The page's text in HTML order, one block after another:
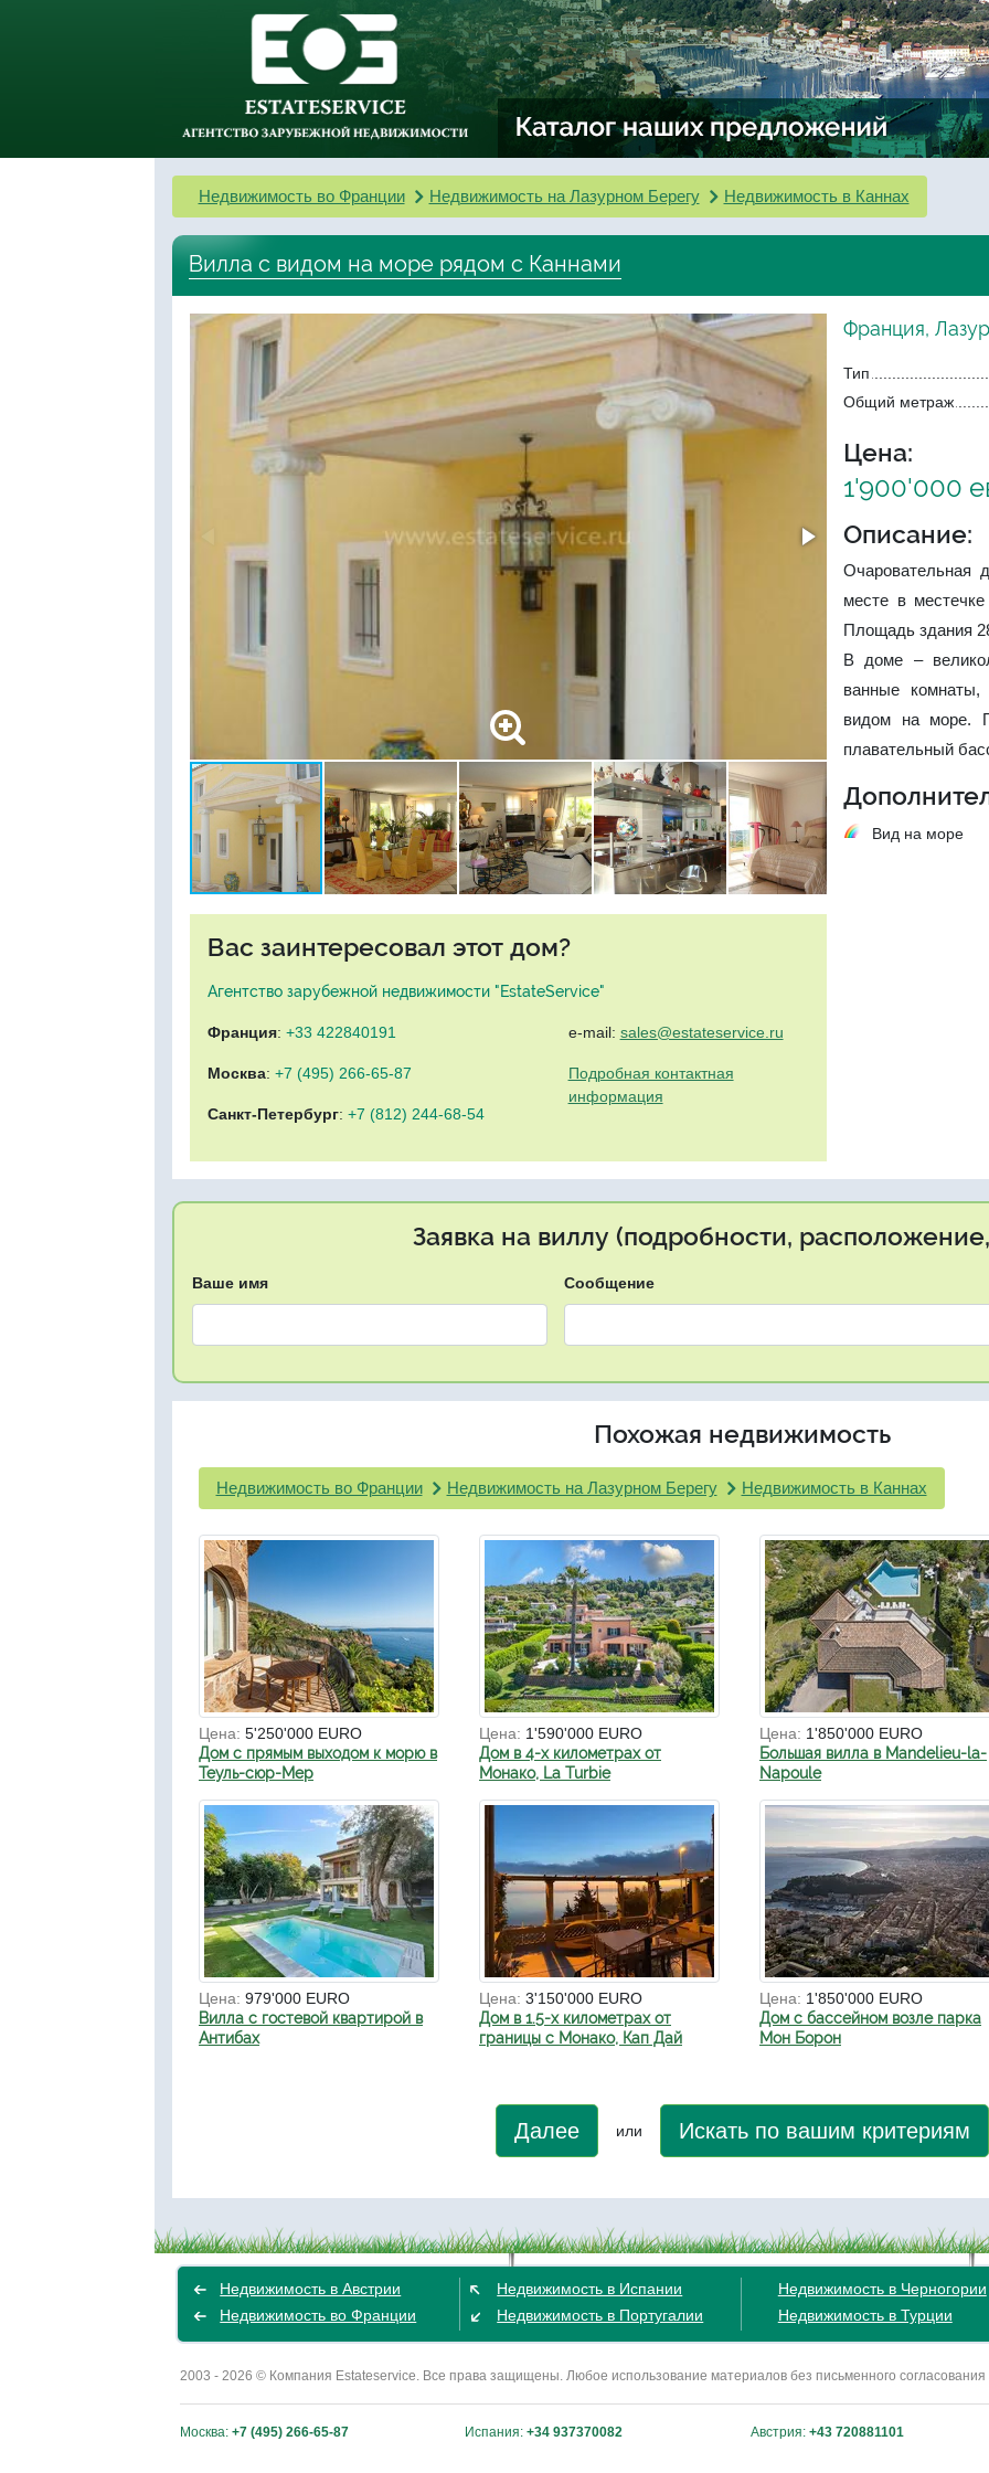
Недвижимость во Франции Недвижимость на Лазурном Берегу Недвижимость в Каннах
Вилла с видом на море рядом с Каннами
Вас заинтересовал этот дом?
Агентство зарубежной недвижимости "EstateService"
Франция: +33 422840191
Москва: +7 (495) 266-65-87
Санкт-Петербург: +7 (812) 244-68-54
e-mail: sales@estateservice.ru
Подробная контактная
информация
Франция,
Тип
Общий метраж
Цена:
1'900'000
Описание:
Очаровательная
месте в
Площадь здания
В доме –
ванные комнаты,
видом на море.
плавательный
Вид на море
Заявка на виллу (подробности,
Ваше имя Сообщение
Похожая недвижимость
Недвижимость во Франции Недвижимость на Лазурном Берегу Недвижимость в Каннах
Цена: 5'250'000 EURO
Дом с прямым выходом к морю в
Теуль-сюр-Мер
Цена: 1'590'000 EURO
Дом в 4-х километрах от
Монако, La Turbie
Цена: 1'850'000 EURO
Большая вилла в Mandelieu-la-
Napoule
Цена: 979'000 EURO
Вилла с гостевой квартирой в
Антибах
Цена: 3'150'000 EURO
Дом в 1.5-х километрах от
границы с Монако, Кап Дай
Цена: 1'850'000 EURO
Дом с бассейном возле парка
Мон Борон
Далее или Искать по вашим критериям
Недвижимость в Австрии
Недвижимость во Франции
Недвижимость в Испании
Недвижимость в Португалии
Недвижимость в Черногории
Недвижимость в Турции
2003 - 2026 © Компания Estateservice. Все права защищены. Любое использование материалов без письменного
Москва: +7 (495) 266-65-87 Испания: +34 937370082 Австрия: +43 720881101